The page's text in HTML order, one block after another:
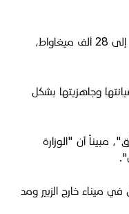
وأضاف، أن "خطة الوزارة تسير بنسق متصاعد للوصول إلى جاهزية المنظومة من حيث الإنتاج والنقل والتوزيع"، مشيراً إلى أن "حجم الإنتاج المتوقع لمواكبة ذروة الأحمال الصيفية قد يصل إلى 28 ألف ميغاواط،
وجاهزيتها بشكل
مبيناً أن "الوزارة
على نصب منصة عائمة للغاز المسال في ميناء خارج الزبير ومد